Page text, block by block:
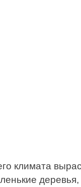
климата